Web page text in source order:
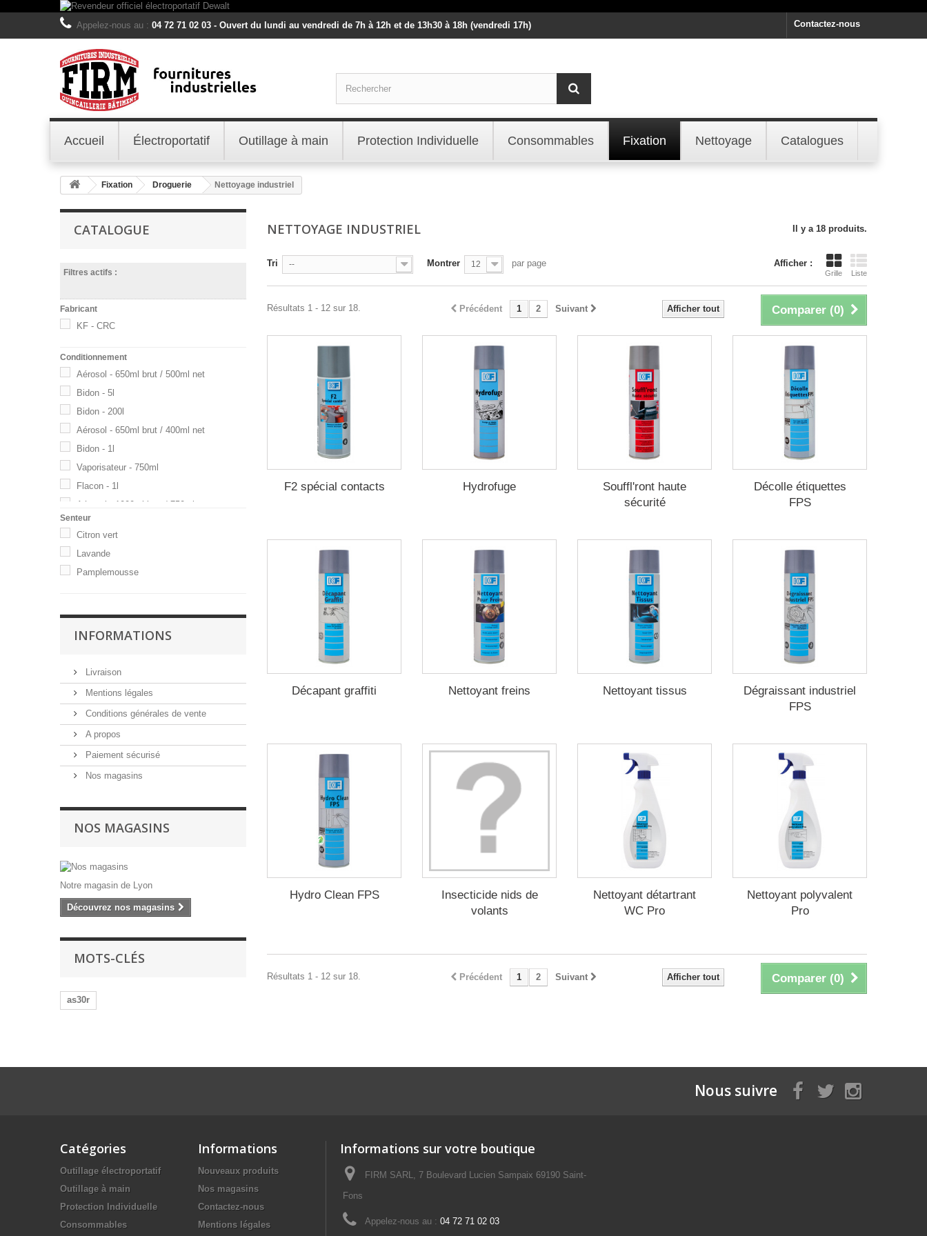
Contactez-nous
Appelez-nous au : 04 72 71 02 03 - Ouvert du lundi au vendredi de 7h à 12h et de 13h30 à 18h (vendredi 17h)
Accueil Électroportatif Outillage à main Protection Individuelle Consommables Fixation Nettoyage Catalogues
Fixation Droguerie Nettoyage industriel
CATALOGUE
Filtres actifs :
Fabricant
KF - CRC
Conditionnement
Aérosol - 650ml brut / 500ml net
Bidon - 5l
Bidon - 200l
Aérosol - 650ml brut / 400ml net
Bidon - 1l
Vaporisateur - 750ml
Flacon - 1l
Aérosol - 1000ml brut / 750ml net
Aérosol - 650ml brut / 345ml net
Senteur
Citron vert
Lavande
Pamplemousse
INFORMATIONS
Livraison
Mentions légales
Conditions générales de vente
A propos
Paiement sécurisé
Nos magasins
NOS MAGASINS
Notre magasin de Lyon
Découvrez nos magasins
MOTS-CLÉS
as30r
NETTOYAGE INDUSTRIEL Il y a 18 produits.
Afficher :
Grille Liste
Tri -- Montrer 12 par page
Comparer (0)
Afficher tout
Précédent 1 2 Suivant
Résultats 1 - 12 sur 18.
F2 spécial contacts Hydrofuge
Souffl'ront haute
sécurité
Décolle étiquettes
FPS
Décapant graffiti Nettoyant freins Nettoyant tissus
Dégraissant industriel
FPS
Hydro Clean FPS
Insecticide nids de
volants
Nettoyant détartrant
WC Pro
Nettoyant polyvalent
Pro
Comparer (0)
Afficher tout
Précédent 1 2 Suivant
Résultats 1 - 12 sur 18.
Nous suivre
Catégories
Outillage électroportatif
Outillage à main
Protection Individuelle
Consommables
Informations
Nouveaux produits
Nos magasins
Contactez-nous
Mentions légales
Informations sur votre boutique
FIRM SARL, 7 Boulevard Lucien Sampaix 69190 Saint-
Fons
Appelez-nous au : 04 72 71 02 03